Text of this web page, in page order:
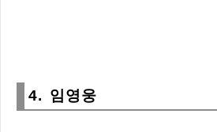
4. 임영웅